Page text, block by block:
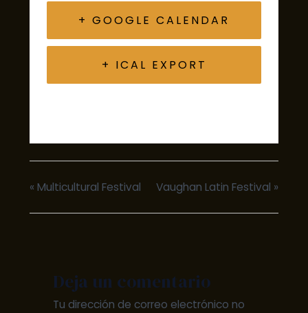
+ GOOGLE CALENDAR
+ ICAL EXPORT
« Multicultural Festival Vaughan Latin Festival »
Deja un comentario
Tu dirección de correo electrónico no